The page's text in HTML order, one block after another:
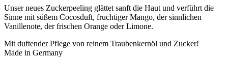
Unser neues Zuckerpeeling glättet sanft die Haut und verführt die
Sinne mit süßem Cocosduft, fruchtiger Mango, der sinnlichen
Vanillenote, der frischen Orange oder Limone.
Mit duftender Pflege von reinem Traubenkernöl und Zucker!
Made in Germany